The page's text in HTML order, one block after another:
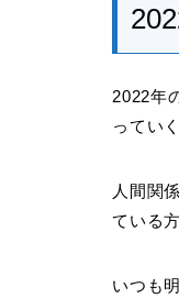
2022年
ってい
人間関
ている
いつも